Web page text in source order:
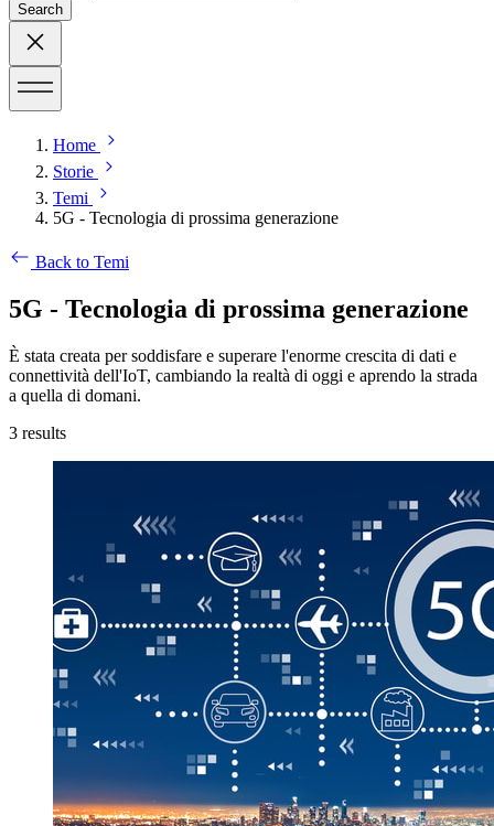
Search
Home
Storie
Temi
5G - Tecnologia di prossima generazione
Back to Temi
5G - Tecnologia di prossima generazione
È stata creata per soddisfare e superare l'enorme crescita di dati e
connettività dell'IoT, cambiando la realtà di oggi e aprendo la strada
a quella di domani.
3 results